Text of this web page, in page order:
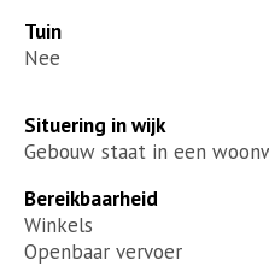
Tuin
Nee
Situering in wijk
Gebouw staat in een
Bereikbaarheid
Winkels
Openbaar vervoer